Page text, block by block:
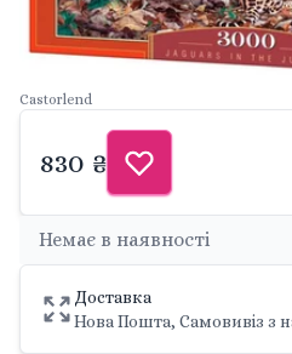
Castorlend
830 ₴
Немає в наявності
Доставка
Нова Пошта, Самовивіз з